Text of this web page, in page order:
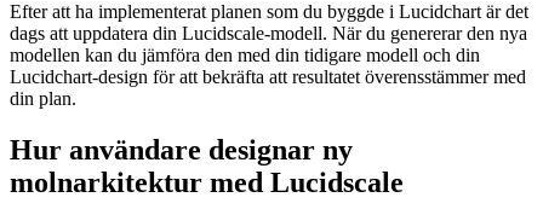
Efter att ha implementerat planen som du byggde i Lucidchart är det
dags att uppdatera din Lucidscale-modell. När du genererar den nya
modellen kan du jämföra den med din tidigare modell och din
Lucidchart-design för att bekräfta att resultatet överensstämmer med
din plan.
Hur användare designar ny
molnarkitektur med Lucidscale